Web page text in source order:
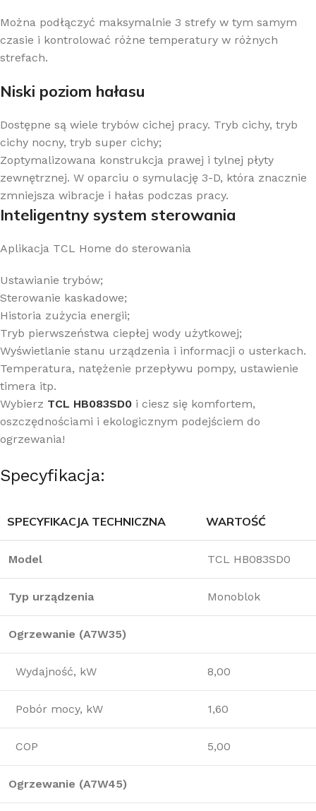
Można podłączyć maksymalnie 3 strefy w tym samym
czasie i kontrolować różne temperatury w różnych
strefach.
Niski poziom hałasu
Dostępne są wiele trybów cichej pracy. Tryb cichy, tryb
cichy nocny, tryb super cichy;
Zoptymalizowana konstrukcja prawej i tylnej płyty
zewnętrznej. W oparciu o symulację 3-D, która znacznie
zmniejsza wibracje i hałas podczas pracy.
Inteligentny system sterowania
Aplikacja TCL Home do sterowania
Ustawianie trybów;
Sterowanie kaskadowe;
Historia zużycia energii;
Tryb pierwszeństwa ciepłej wody użytkowej;
Wyświetlanie stanu urządzenia i informacji o usterkach.
Temperatura, natężenie przepływu pompy, ustawienie
timera itp.
Wybierz TCL HB083SD0 i ciesz się komfortem,
oszczędnościami i ekologicznym podejściem do
ogrzewania!
Specyfikacja:
SPECYFIKACJA TECHNICZNA WARTOŚĆ
Model TCL HB083SD0
Typ urządzenia Monoblok
Ogrzewanie (A7W35)
Wydajność, kW 8,00
Pobór mocy, kW 1,60
COP 5,00
Ogrzewanie (A7W45)